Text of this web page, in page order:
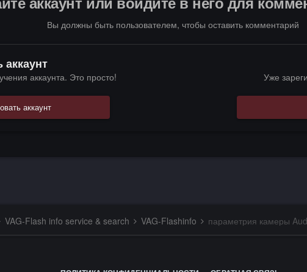
Вы должны быть пользователем, чтобы оставить комментарий
аккаунт
аккаунта. Это просто!
аккаунт
Уже
VAG-Flash info service & search VAG-Flashinfo параметрия камеры